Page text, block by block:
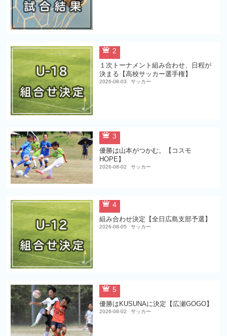
2
１次トーナメント組み合わせ、日程が
決まる【高校サッカー選手権】
2026-08-03 サッカー
3
優勝は山本がつかむ。【コスモ
HOPE】
2026-08-02 サッカー
4
組み合わせ決定【全日広島支部予選】
2026-08-05 サッカー
5
優勝はKUSUNAに決定【広瀬GOGO】
2026-08-02 サッカー